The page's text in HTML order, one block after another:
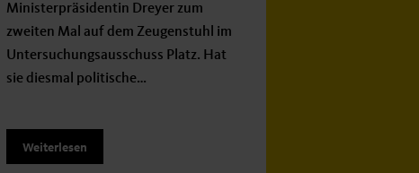
Ministerpräsidentin Dreyer zum
zweiten Mal auf dem Zeugenstuhl im
Untersuchungsausschuss Platz. Hat
sie diesmal politische…
Weiterlesen